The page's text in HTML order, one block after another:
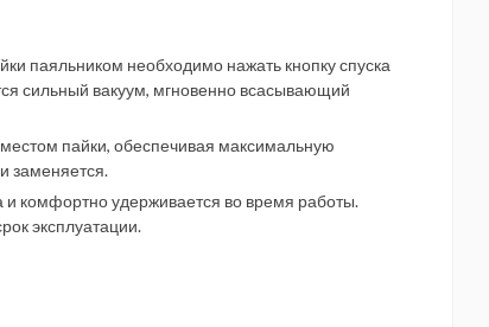
паяльником необходимо нажать кнопку спуска
сильный вакуум, мгновенно всасывающий
пайки, обеспечивая максимальную
заменяется.
и комфортно удерживается во время работы.
эксплуатации.